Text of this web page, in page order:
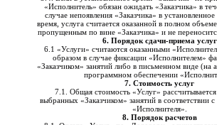
«Исполнитель» обязан ожидать «Заказчика» в
случае непоявления «Заказчика» в
время, услуга считается оказанной в полном
пропущенным по вине «Заказчика» и не
6. Порядок сдачи-приема услуг
6.1 «Услуги» считаются оказанными
образом в случае фиксации «Исполнителем»
«Заказчиком» занятий либо в письменном виде (на
программном обеспечении
7. Стоимость услуг
7.1. Общая стоимость «Услуг»
выбранных «Заказчиком» занятий в соответствии
«Исполнителя».
8. Порядок расчетов